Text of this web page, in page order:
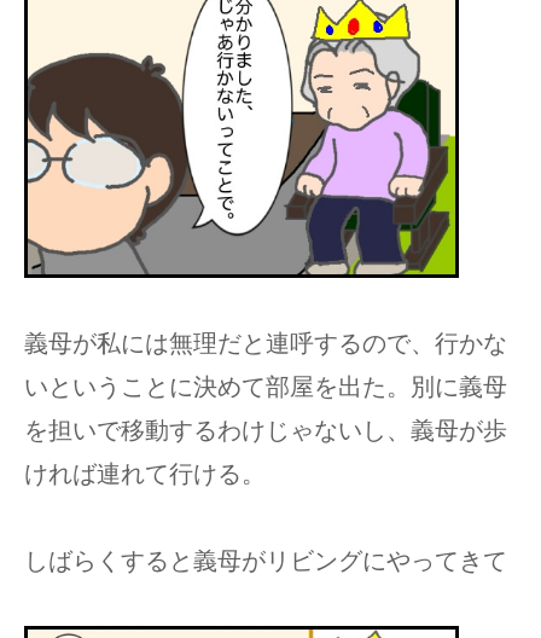
義母が私には無理だと連呼するので、行かな
いということに決めて部屋を出た。別に義母
を担いで移動するわけじゃないし、義母が歩
ければ連れて行ける。
しばらくすると義母がリビングにやってきて